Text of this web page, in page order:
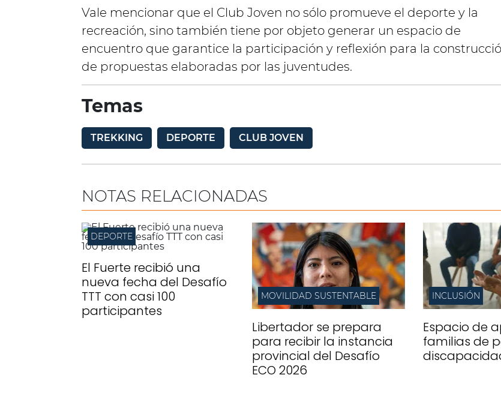
Vale mencionar que el Club Joven no sólo promueve el deporte y la
recreación, sino también tiene por objeto generar un espacio de
encuentro que garantice la participación y reflexión para la
de propuestas elaboradas por las juventudes.
Temas
TREKKING DEPORTE CLUB JOVEN
NOTAS RELACIONADAS
DEPORTE
El Fuerte recibió una
nueva fecha del Desafío
TTT con casi 100
participantes
MOVILIDAD SUSTENTABLE
Libertador se prepara
para recibir la instancia
provincial del Desafío
ECO 2026
INCLUSIÓN
Espacio de
familias de